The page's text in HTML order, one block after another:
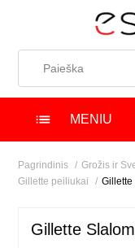
MENIU
Pagrindinis Grožis ir
Gillette peiliukai
Gillette